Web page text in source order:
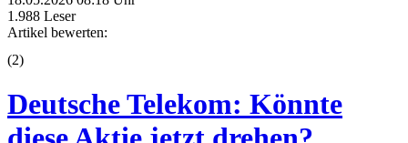
1.988 Leser
Artikel bewerten:
(2)
Deutsche Telekom: Könnte